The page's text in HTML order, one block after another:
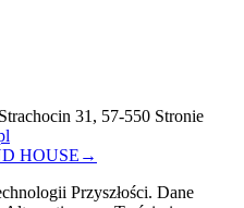
Strachocin 31, 57-550 Stronie
HOUSE →
Przyszłości. Dane